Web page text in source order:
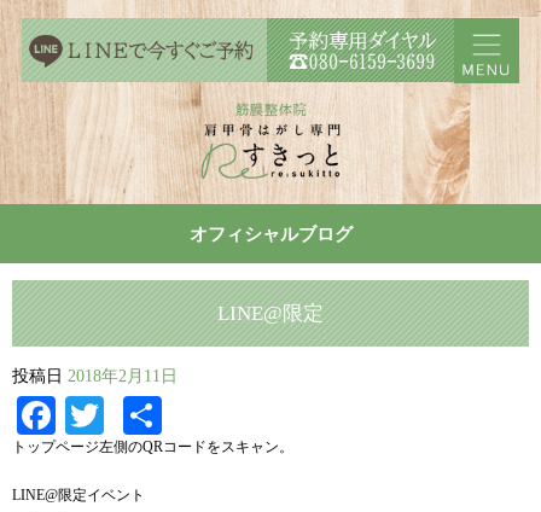
オフィシャルブログ
LINE@限定
投稿日 2018年2月11日
Facebook
Twitter
有
トップページ左側のQRコードをスキャン。
LINE@限定イベント